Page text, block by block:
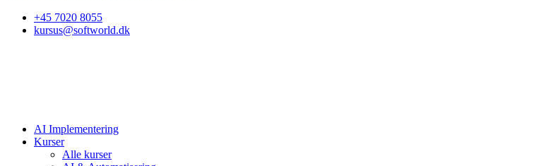
+45 7020 8055
kursus@softworld.dk
AI Implementering
Kurser
Alle kurser